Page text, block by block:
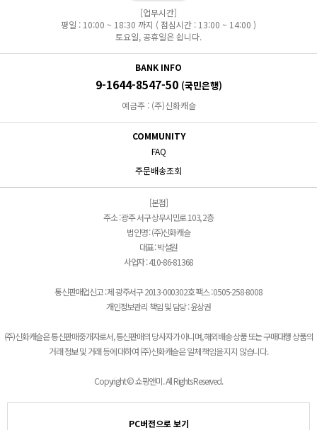
[업무시간]
평일 : 10:00 ~ 18:30 까지 ( 점심시간 : 13:00 ~ 14:00 )
토요일, 공휴일은 쉽니다.
BANK INFO
9-1644-8547-50 (국민은행)
예금주 : (주)신화캐슬
COMMUNITY
FAQ
주문배송조회
[본점]
주소 : 광주 서구 상무시민로 103, 2층
법인명 : (주)신화캐슬
대표 : 박설원
사업자 : 410-86-81368
통신판매업신고 : 제 광주서구 2013-000302호 팩스 : 0505-258-8008
개인정보관리 책임 및 담당 : 윤상권
(주)신화캐슬은 통신판매중개자로서, 통신판매의 당사자가 아니며, 해외배송 상품 또는 구매대행 상품의
거래 정보 및 거래 등에 대하여 (주)신화캐슬은 일체 책임을 지지 않습니다.
Copyright © 쇼핑앤미. All Rights Reserved.
PC버전으로 보기